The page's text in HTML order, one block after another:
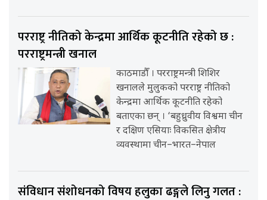
परराष्ट्र नीतिको केन्द्रमा आर्थिक कूटनीति रहेको छ :
परराष्ट्रमन्त्री खनाल
काठमाडौँ । परराष्ट्रमन्त्री शिशिर
खनालले मुलुकको परराष्ट्र नीतिको
केन्द्रमा आर्थिक कूटनीति रहेको
बताएका छन् । ‘बहुध्रुवीय विश्वमा चीन
र दक्षिण एसियाः विकसित क्षेत्रीय
व्यवस्थामा चीन–भारत–नेपाल
संविधान संशोधनको विषय हलुका ढङ्गले लिनु गलत :